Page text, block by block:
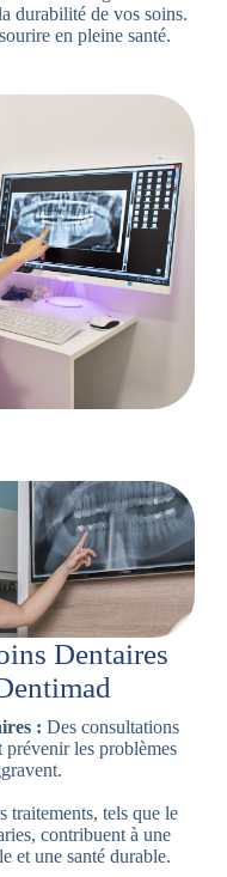
durabilité de vos soins.
en pleine santé.
Dentaires
: Des consultations
prévenir les problèmes
traitements, tels que le
contribuent à une
et une santé durable.